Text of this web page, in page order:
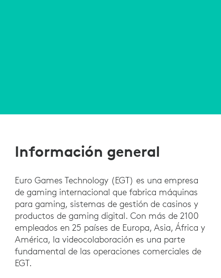
Información general
Euro Games Technology (EGT) es una empresa
de gaming internacional que fabrica máquinas
para gaming, sistemas de gestión de casinos y
productos de gaming digital. Con más de 2100
empleados en 25 países de Europa, Asia, África y
América, la videocolaboración es una parte
fundamental de las operaciones comerciales de
EGT.